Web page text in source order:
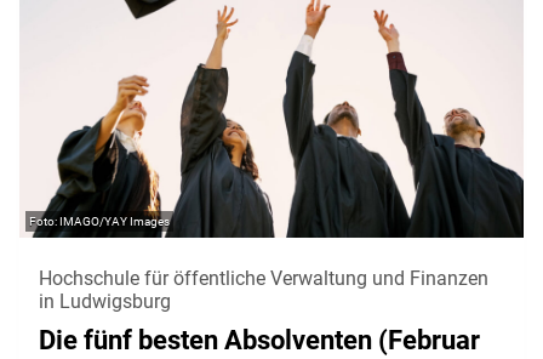
IMAGO/YAY Images
Hochschule für öffentliche Verwaltung und Finanzen
in Ludwigsburg
Die fünf besten Absolventen (Februar